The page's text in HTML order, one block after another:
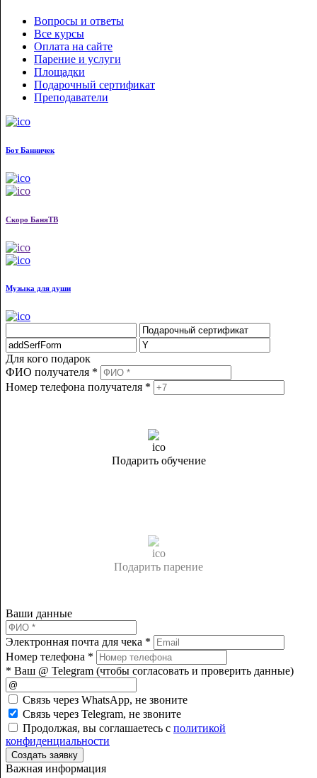
Вопросы и ответы
Все курсы
Оплата на сайте
Парение и услуги
Площадки
Подарочный сертификат
Преподаватели
Бот Банничек
Скоро БаняТВ
Музыка для души
Для кого подарок
ФИО получателя *
Номер телефона получателя *
Подарить обучение
Подарить парение
Ваши данные
Электронная почта для чека *
Номер телефона *
* Ваш @ Telegram (чтобы cогласовать и проверить данные)
Cвязь через WhatsApp, не звоните
Cвязь через Telegram, не звоните
Продолжая, вы соглашаетесь с политикой
конфиденциальности
Создать заявку
Важная информация